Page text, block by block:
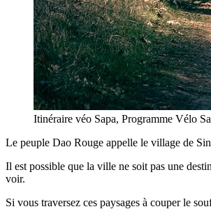
Itinéraire véo Sapa, Programme Vélo
Le peuple Dao Rouge appelle le village de
Il est possible que la ville ne soit pas une
voir.
Si vous traversez ces paysages à couper le